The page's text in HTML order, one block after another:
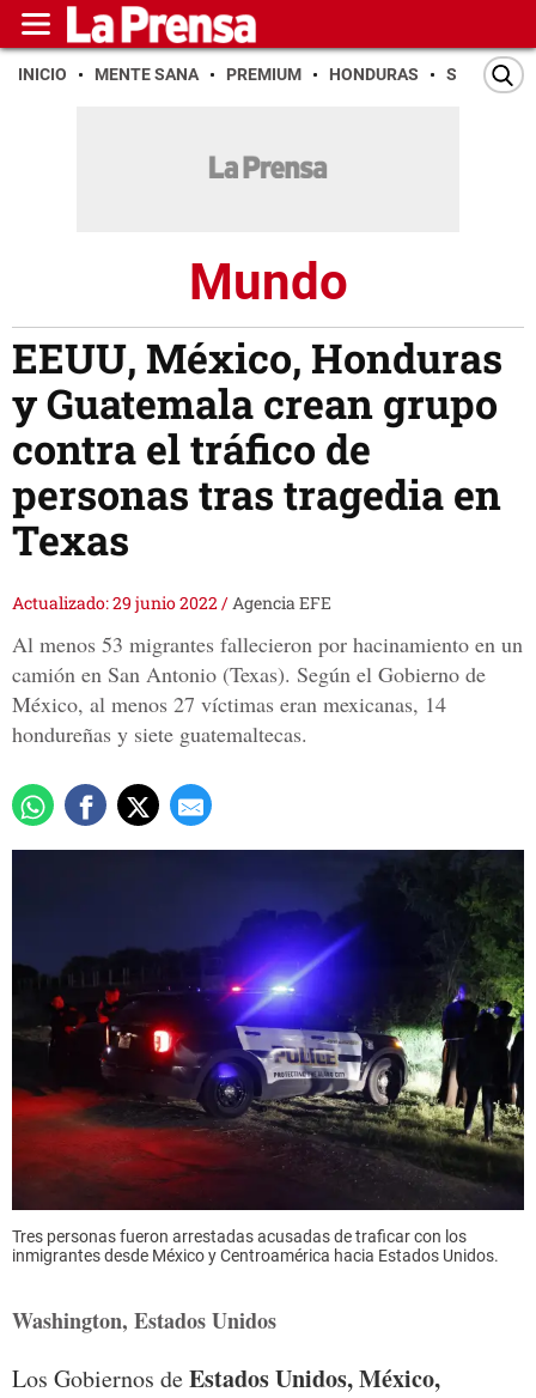
INICIO MENTE SANA PREMIUM HONDURAS SAN PEDRO
Mundo
EEUU, México, Honduras
y Guatemala crean grupo
contra el tráfico de
personas tras tragedia en
Texas
Actualizado: 29 junio 2022/Agencia EFE
Al menos 53 migrantes fallecieron por hacinamiento en un
camión en San Antonio (Texas). Según el Gobierno de
México, al menos 27 víctimas eran mexicanas, 14
hondureñas y siete guatemaltecas.
Tres personas fueron arrestadas acusadas de traficar con los
inmigrantes desde México y Centroamérica hacia Estados Unidos.
Washington, Estados Unidos
Los Gobiernos deEstados Unidos, México,